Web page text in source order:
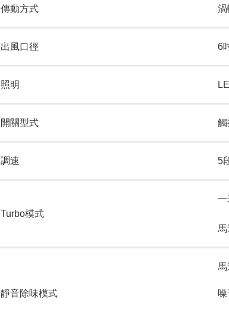
傳動方式 渦
出風口徑 6
照明
開關型式 觸
調速 5
Turbo模式
一
靜音除味模式